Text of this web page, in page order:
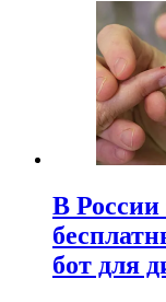
В России
бот для